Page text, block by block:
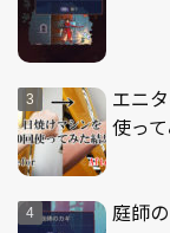
エニ
使っ
庭師